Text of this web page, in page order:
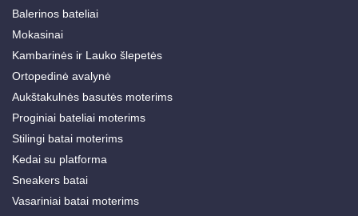
Balerinos bateliai
Mokasinai
Kambarinės ir Lauko šlepetės
Ortopedinė avalynė
Aukštakulnės basutės moterims
Proginiai bateliai moterims
Stilingi batai moterims
Kedai su platforma
Sneakers batai
Vasariniai batai moterims